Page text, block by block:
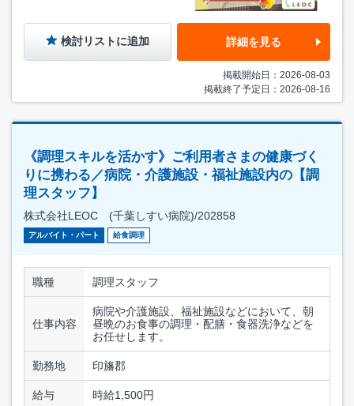
検討リストに追加 詳細を見る
掲載開始日：2026-08-03
掲載終了予定日：2026-08-16
《調理スキルを活かす》ご利用者さまの健康づく
りに携わる／病院・介護施設・福祉施設内の【調
理スタッフ】
株式会社LEOC (千葉しすい病院)/202858
アルバイト・パート 給食調理
職種 調理スタッフ
仕事内容
病院や介護施設、福祉施設などにおいて、朝
昼晩のお食事の調理・配膳・食器洗浄などを
お任せします。
勤務地 印旛郡
給与 時給1,500円